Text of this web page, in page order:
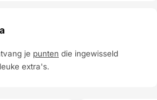
je punten die ingewisseld
extra's.